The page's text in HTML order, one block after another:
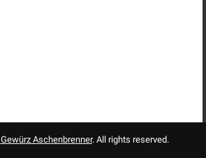
Gewürz Aschenbrenner. All rights reserved.